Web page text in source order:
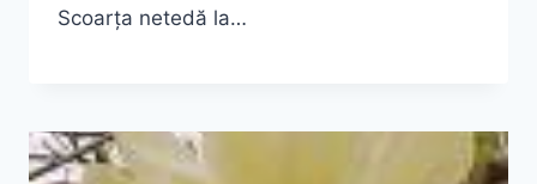
Scoarţa netedă la…